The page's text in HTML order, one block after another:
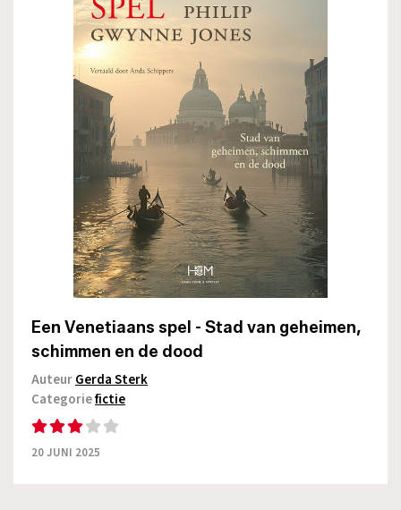
Een Venetiaans spel - Stad van geheimen,
schimmen en de dood
AuteurGerda Sterk
Categoriefictie
20 JUNI 2025